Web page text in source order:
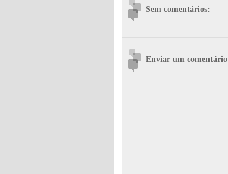
Sem comentários:
Enviar um comentário